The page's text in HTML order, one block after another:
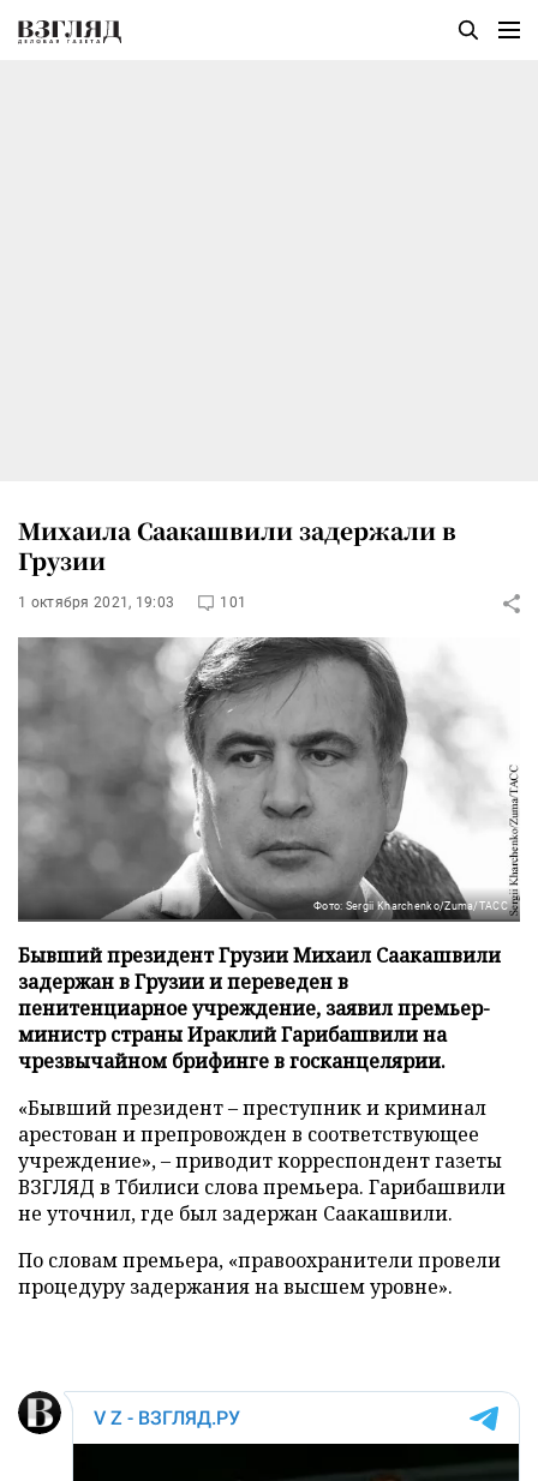
Михаила Саакашвили задержали в
Грузии
1 октября 2021, 19:03 101
Фото: Sergii Kharchenko/Zuma/ТАСС
Бывший президент Грузии Михаил Саакашвили
задержан в Грузии и переведен в
пенитенциарное учреждение, заявил премьер-
министр страны Ираклий Гарибашвили на
чрезвычайном брифинге в госканцелярии.
«Бывший президент – преступник и криминал
арестован и препровожден в соответствующее
учреждение», – приводит корреспондент газеты
ВЗГЛЯД в Тбилиси слова премьера. Гарибашвили
не уточнил, где был задержан Саакашвили.
По словам премьера, «правоохранители провели
процедуру задержания на высшем уровне».